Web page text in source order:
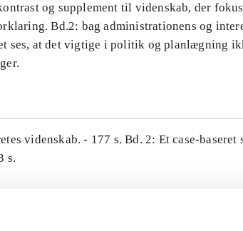
og supplement til videnskab, der
Bd.2: bag administrationens og
ses, at det vigtige i politik og planlægning
videnskab. - 177 s. Bd. 2: Et case-
s.